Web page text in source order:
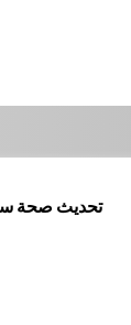
تحديث صحة